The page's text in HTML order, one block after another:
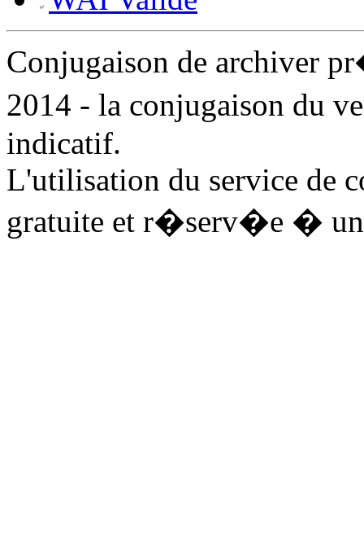
Conjugaison de archiver
2014 - la conjugaison du
indicatif.
L'utilisation du service de
gratuite et r�serv�e � un